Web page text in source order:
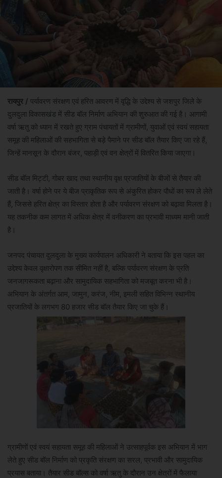
रायपुर / पर्यावरण संरक्षण एवं हरित आवरण में वृद्धि के उद्देश्य से जशपुर जिले के
दुलदुला विकासखंड में सीड बॉल निर्माण अभियान की शुरुआत की गई है। आगामी
वर्षा ऋतु को ध्यान में रखते हुए ग्राम पंचायतों में ग्रामीणों, युवाओं एवं स्वयं सहायता
समूह की महिलाओं की सहभागिता से बड़े पैमाने पर सीड बॉल तैयार किए जा रहे हैं,
जिन्हें मानसून के दौरान बंजर, पहाड़ी एवं वन क्षेत्रों में वितरित किया जाएगा।
सीड बॉल मिट्टी, गोबर खाद तथा स्थानीय वृक्ष प्रजातियों के बीजों से तैयार की
जाती है। वर्षा होने पर ये बीज प्राकृतिक रूप से अंकुरित होकर पौधों का रूप ले लेते
हैं, जिससे हरित क्षेत्र का विस्तार होता है और पर्यावरण संरक्षण को बढ़ावा मिलता है।
यह तकनीक कम लागत में अधिक क्षेत्र में वनीकरण का प्रभावी माध्यम मानी जाती
है।
जनपद पंचायत दुलदुला के मुख्य कार्यपालन अधिकारी ने बताया कि इस पहल का
उद्देश्य केवल वृक्षारोपण तक सीमित नहीं है, बल्कि पर्यावरण संरक्षण के प्रति
जनजागरूकता बढ़ाना और सामुदायिक सहभागिता को मजबूत करना भी है।
अभियान के अंतर्गत आम, जामुन, करंज, नीम, इमली सहित विभिन्न स्थानीय
प्रजातियों के लगभग 80 हजार सीड बॉल तैयार किए जा चुके हैं।
ग्रामीणों एवं स्वयं सहायता समूह की महिलाओं ने उत्साहपूर्वक इस अभियान में भाग
लेते हुए सीड बॉल निर्माण को प्रकृति संरक्षण का सरल, प्रभावी और सामुदायिक
प्रयास बताया। तैयार सीड बॉल्स को वर्षा ऋतु के दौरान उन क्षेत्रों में फैलाया